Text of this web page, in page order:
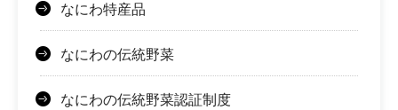
なにわ特産品
なにわの伝統野菜
なにわの伝統野菜認証制度